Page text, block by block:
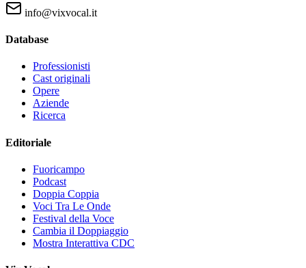
info@vixvocal.it
Database
Professionisti
Cast originali
Opere
Aziende
Ricerca
Editoriale
Fuoricampo
Podcast
Doppia Coppia
Voci Tra Le Onde
Festival della Voce
Cambia il Doppiaggio
Mostra Interattiva CDC